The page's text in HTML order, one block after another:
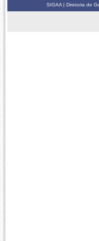
SIGAA | Diretoria de